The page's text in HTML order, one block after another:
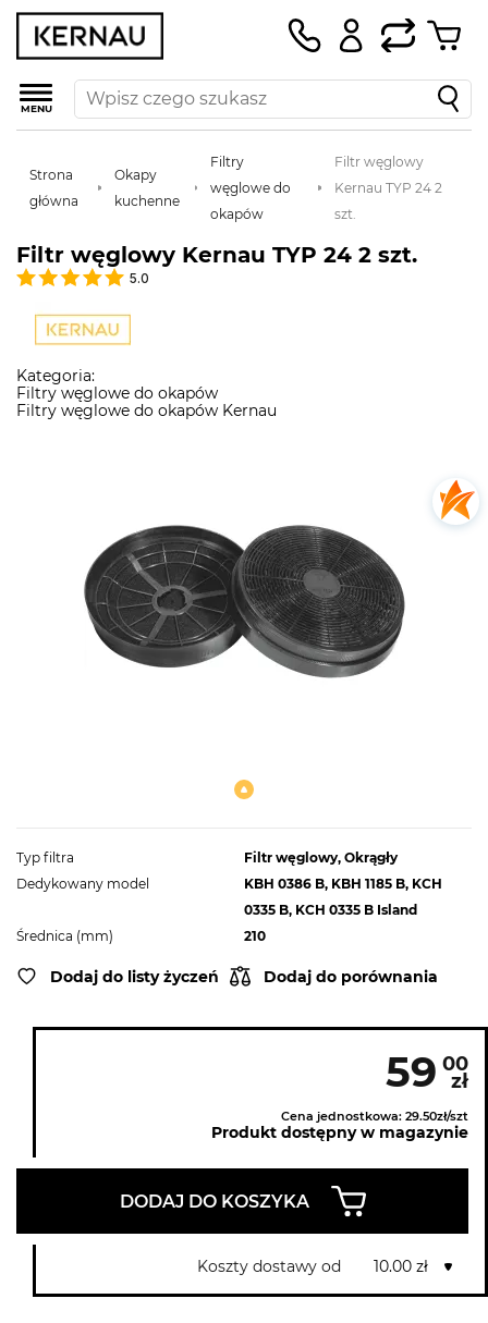
MENU
Strona
główna
Okapy
kuchenne
Filtry
węglowe do
okapów
Filtr węglowy
Kernau TYP 24 2
szt.
Filtr węglowy Kernau TYP 24 2 szt.
5.0
Kategoria:
Filtry węglowe do okapów
Filtry węglowe do okapów Kernau
Typ filtra
Filtr węglowy, Okrągły
Dedykowany model
KBH 0386 B, KBH 1185 B, KCH
0335 B, KCH 0335 B Island
Średnica (mm)
210
Dodaj do listy życzeń Dodaj do porównania
59 00
zł
Cena jednostkowa: 29.50zł/szt
Produkt dostępny w magazynie
DODAJ DO KOSZYKA
Koszty dostawy od 10.00 zł